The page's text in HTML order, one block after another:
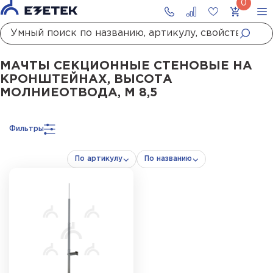
ГлавнаяКаталог Стержневые молниеотводы и мачты
МАЧТЫ СЕКЦИОННЫЕ СТЕНОВЫЕ НА
КРОНШТЕЙНАХ, ВЫСОТА
МОЛНИЕОТВОДА, М 8,5
Фильтры
По артикулу По названию